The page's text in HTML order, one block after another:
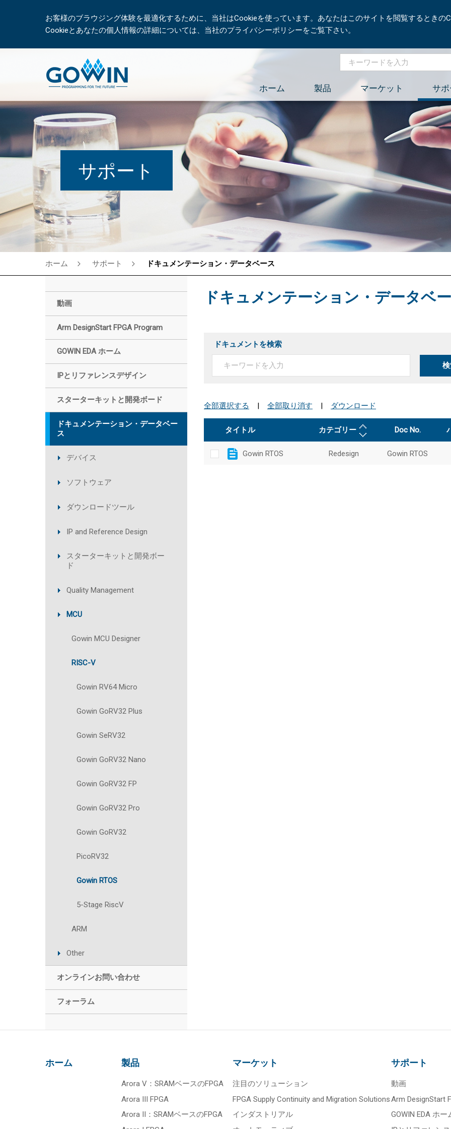
お客様のブラウジング体験を最適化するために、当社はCookieを使っています。あなたはこのサイトを閲覧するときの
Cookieとあなたの個人情報の詳細については、当社のプライバシーポリシーをご覧下さい。
ホーム 製品 マーケット サ
サポート
ホーム サポート ドキュメンテーション・データベース
動画
Arm DesignStart FPGA Program
GOWIN EDA ホーム
IPとリファレンスデザイン
スターターキットと開発ボード
ドキュメンテーション・データベー
ス
デバイス
ソフトウェア
ダウンロードツール
IP and Reference Design
スターターキットと開発ボー
ド
Quality Management
MCU
Gowin MCU Designer
RISC-V
Gowin RV64 Micro
Gowin GoRV32 Plus
Gowin SeRV32
Gowin GoRV32 Nano
Gowin GoRV32 FP
Gowin GoRV32 Pro
Gowin GoRV32
PicoRV32
Gowin RTOS
5-Stage RiscV
ARM
Other
オンラインお問い合わせ
フォーラム
ドキュメンテーション・データベ
ドキュメントを検索
ホーム 製品
Arora V：SRAMベースのFPGA
Arora III FPGA
Arora II：SRAMベースのFPGA
マーケット
注目のソリューション
FPGA Supply Continuity and Migration Solutions
インダストリアル
サポート
動画
Arm DesignStart
GOWIN EDA ホー